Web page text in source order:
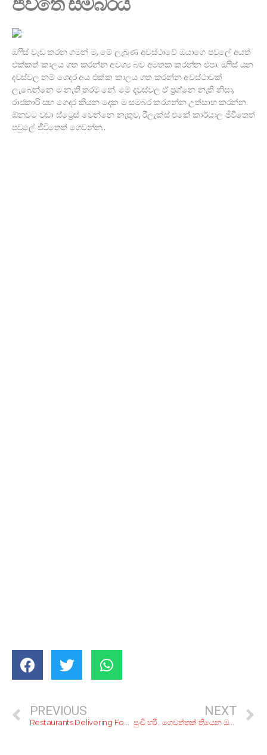
ඔෆිස් වැඩ කරන ගමන් ම, මේ ලැබුණ අවස්ථාවේ ඔයාගෙ පවුලේ අයත්
එක්කත් කාලය ගත කරන්න අවශ්‍ය බව අමතක කරන්න එපා. ඔෆිස් යන
දවස්වල නම් ගෙදර අය එක්ක කාලය ගත කරන්න අවස්ථාවක්
ලැබෙන්නෙ ම නැති තරම් නේ. මේ දවස්වල ඒ ප්‍රශ්නෙ නැති නිසා,
රාජකාරි සහ ගෙදර කියන දෙක ම සමබර කරගන්න උත්සාහ කරන්න.
ඕනවට වඩා ස්ට්‍රෙස් වෙන්නෙ නැතුව, රිලැක්ස් එකේ කාර්යාල ජීවිතෙත්
පවුලේ ජීවිතෙත් ගෙවන්න..
PREVIOUS
Restaurants Delivering Food In Negombo – During COVID-19 Curfew Hours
NEXT
පුංචි හරි.. ගෙවත්තක් තියෙන ඔබට කරන්න අපූරු වැඩ 5ක්